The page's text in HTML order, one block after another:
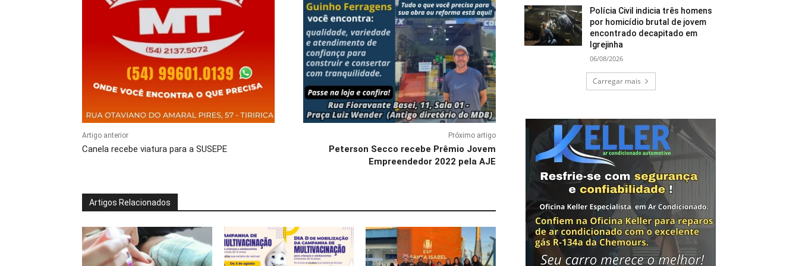
Artigo anterior
Canela recebe viatura para a SUSEPE
Próximo artigo
Peterson Secco recebe Prêmio Jovem
Empreendedor 2022 pela AJE
Artigos Relacionados
Polícia Civil indicia três homens
por homicídio brutal de jovem
encontrado decapitado em
Igrejinha
06/08/2026
Carregar mais